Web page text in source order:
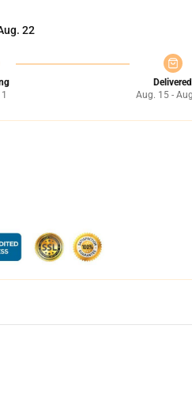
22
Delivered
Aug. 15 -